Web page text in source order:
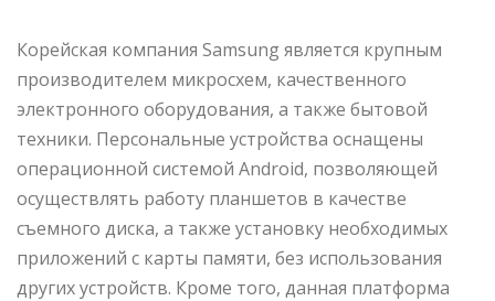
Корейская компания Samsung является крупным
производителем микросхем, качественного
электронного оборудования, а также бытовой
техники. Персональные устройства оснащены
операционной системой Android, позволяющей
осуществлять работу планшетов в качестве
съемного диска, а также установку необходимых
приложений с карты памяти, без использования
других устройств. Кроме того, данная платформа